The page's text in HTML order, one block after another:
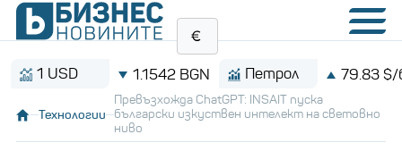
USD 1.1542 BGN Петрол 79.83 $/барел
Технологии
Превъзхожда ChatGPT: INSAIT пуска
български изкуствен интелект на световно
ниво